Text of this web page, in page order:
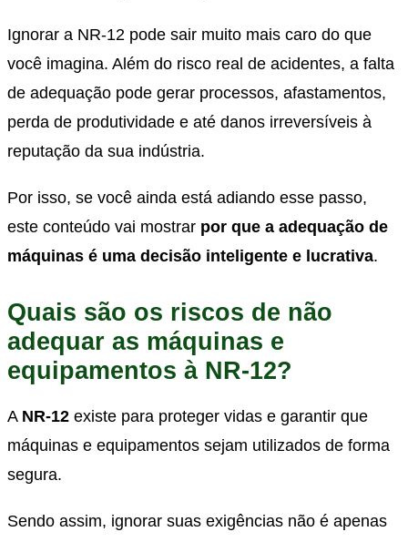
Ignorar a NR-12 pode sair muito mais caro do que
você imagina. Além do risco real de acidentes, a falta
de adequação pode gerar processos, afastamentos,
perda de produtividade e até danos irreversíveis à
reputação da sua indústria.
Por isso, se você ainda está adiando esse passo,
este conteúdo vai mostrar por que a adequação de
máquinas é uma decisão inteligente e lucrativa.
Quais são os riscos de não
adequar as máquinas e
equipamentos à NR-12?
A NR-12 existe para proteger vidas e garantir que
máquinas e equipamentos sejam utilizados de forma
segura.
Sendo assim, ignorar suas exigências não é apenas